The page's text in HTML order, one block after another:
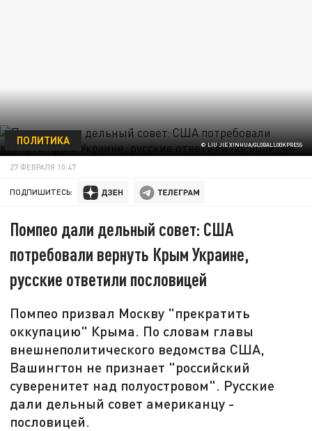
© LIU JIE XINHUA/GLOBALLOOKPRESS
ПОЛИТИКА
27 ФЕВРАЛЯ 10:47
ПОДПИШИТЕСЬ:
Помпео дали дельный совет: США
потребовали вернуть Крым Украине,
русские ответили пословицей
Помпео призвал Москву "прекратить
оккупацию" Крыма​​​. По словам главы
внешнеполитического ведомства США,
Вашингтон не признает "российский
суверенитет над полуостровом". Русские
дали дельный совет американцу -
пословицей.